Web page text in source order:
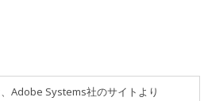
Adobe Systems社のサイトより